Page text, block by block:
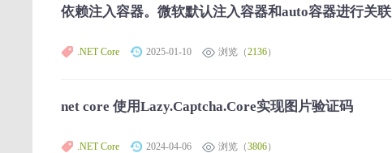
依赖注入容器。微软默认注入容器和auto容器进行关联
.NET Core 2025-01-10 浏览（2136）
net core 使用Lazy.Captcha.Core实现图片验证码
.NET Core 2024-04-06 浏览（3806）